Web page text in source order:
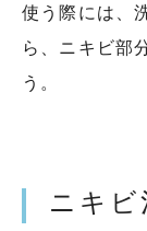
使う際には、
ら、ニキビ部
う。
ニキビ